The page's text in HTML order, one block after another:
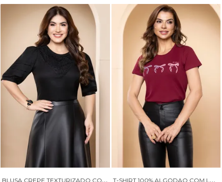
B
LUSA CREPE TEXTURIZADO COM MANGA DE TOMAS DETALHES EM RENDA E TRANCA NO DECOTE - 05894 T
-SHIRT 100% ALGODAO COM LACOS EM DEGRADE - 05908